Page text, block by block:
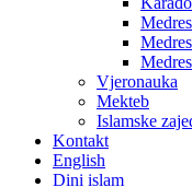
Vjeronauka
Mekteb
Islamske
Kontakt
English
Dini islam